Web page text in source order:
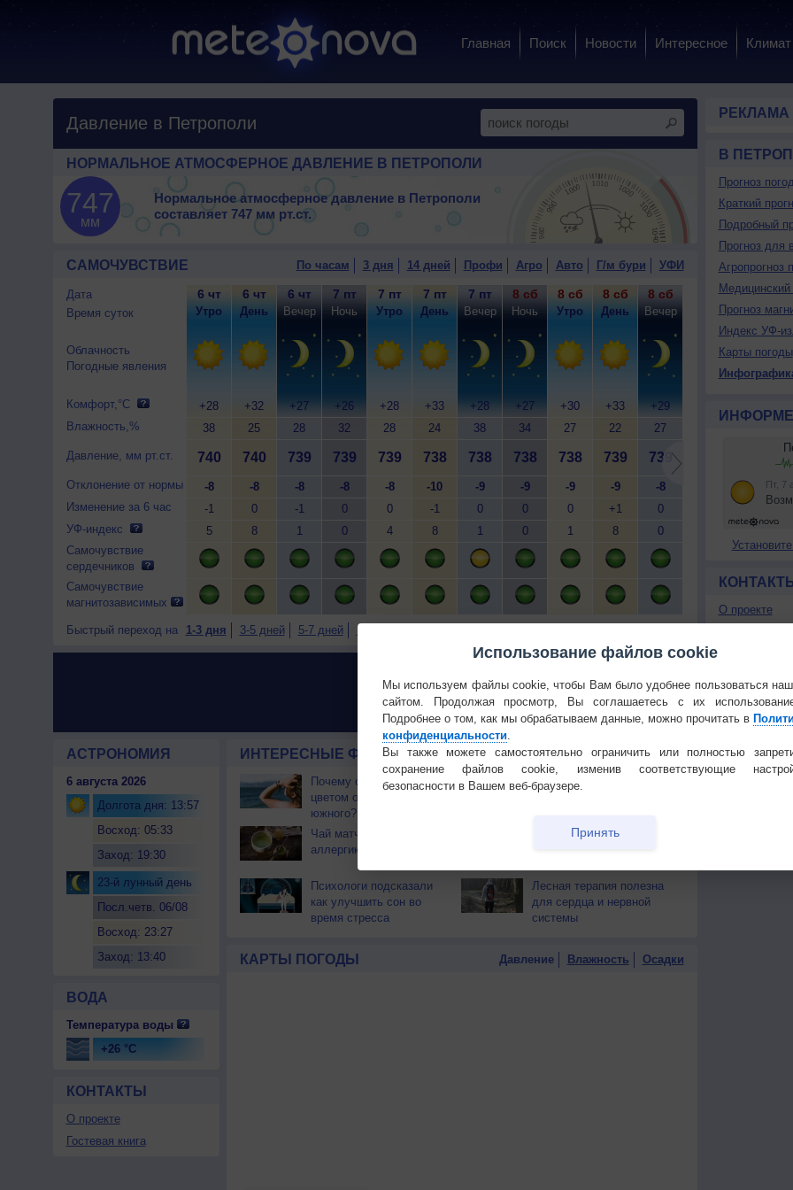
Главная Поиск Новости Интересное Климат
Давление в Петрополи
НОРМАЛЬНОЕ АТМОСФЕРНОЕ ДАВЛЕНИЕ В ПЕТРОПОЛИ
747
мм
Нормальное атмосферное давление в Петрополи
составляет 747 мм рт.ст.
САМОЧУВСТВИЕ По часам 3 дня 14 дней Профи Агро Авто Г/м бури УФИ
Дата
Время суток
Облачность
Погодные явления
Комфорт,°C
Влажность,%
Давление, мм рт.ст.
Отклонение от нормы
Изменение за 6 час
УФ-индекс
Самочувствие
сердечников
Самочувствие
магнитозависимых
6 чт
Утро
+28
38
740
-8
-1
5
6 чт
День
+32
25
740
-8
0
8
6 чт
Вечер
+27
28
739
-8
-1
1
7 пт
Ночь
+26
32
739
-8
0
0
7 пт
Утро
+28
28
739
-8
0
4
7 пт
День
+33
24
738
-10
-1
8
7 пт
Вечер
+28
38
738
-9
0
1
8 сб
Ночь
+27
34
738
-9
0
0
8 сб
Утро
+30
27
738
-9
0
1
8 сб
День
+33
22
739
-9
+1
8
8 сб
Вечер
+29
27
739
-8
0
0
9 вс
Ночь
9 вс
Утро
-8
1
9
Быстрый переход на 1-3 дня 3-5 дней 5-7 дней 7-9 дней
АСТРОНОМИЯ
6 августа 2026
Долгота дня: 13:57
Восход: 05:33
Заход: 19:30
23-й лунный день
Посл.четв. 06/08
Восход: 23:27
Заход: 13:40
ВОДА
Температура воды
+26 °C
КОНТАКТЫ
О проекте
Гостевая книга
ИНТЕРЕСНЫЕ ФАКТЫ О ЧЕЛОВЕКЕ И ПРИРОДЕ
Почему северный загар
цветом отличается от
южного?
Букет сирени вреден для
Чай матча может помочь
аллергикам
Почему нельзя ложиться
Психологи подсказали
как улучшить сон во
время стресса
Лесная терапия полезна
для сердца и нервной
системы
КАРТЫ ПОГОДЫ Давление Влажность Осадки
РЕКЛАМА
В
Прогноз
Краткий
Подробный
Прогноз для
Агропрогноз
Медицинский
Прогноз
Индекс УФ-
Карты погоды
О проекте
Гостевая
РЕКЛАМА
Использование файлов cookie
Мы используем файлы cookie, чтобы Вам было удобнее пользоваться
сайтом. Продолжая просмотр, Вы соглашаетесь с их
Подробнее о том, как мы обрабатываем данные, можно прочитать в
конфиденциальности.
Вы также можете самостоятельно ограничить или полностью
сохранение файлов cookie, изменив соответствующие
безопасности в Вашем веб-браузере.
Принять